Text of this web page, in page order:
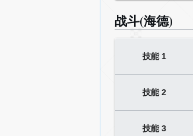
战斗(海德)
技能 1
技能 2
技能 3